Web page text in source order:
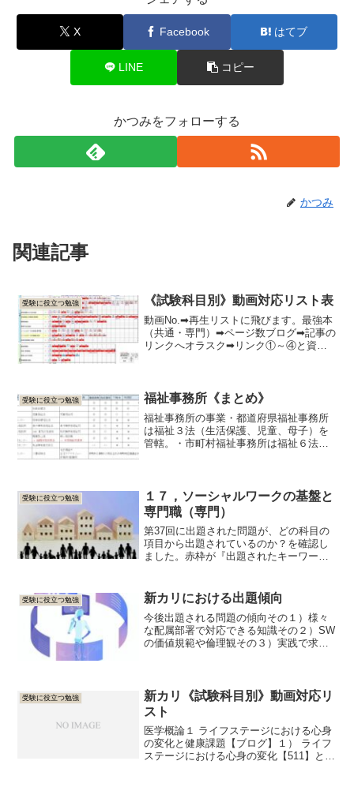
X Facebook はてブ
LINE コピー
かつみをフォローする
かつみ
関連記事
受験に役立つ勉強 《試験科目別》動画対応リスト表
動画No.➡再生リストに飛びます。最強本
（共通・専門）➡ページ数ブログ➡記事の
リンクへオラスク➡リンク①～④と資料
習して下さい。※上...
受験に役立つ勉強 福祉事務所《まとめ》
福祉事務所の事業・都道府県福祉事務所
は福祉３法（生活保護、児童、母子）を
管轄。・市町村福祉事務所は福祉６法
（老人及び身体障害者福祉分...
受験に役立つ勉強
１７，ソーシャルワークの基盤と
専門職（専門）
第37回に出題された問題が、どの科目の
項目から出題されているのか？を確認し
ました。赤枠が『出題されたキーワー
受験に役立つ勉強 新カリにおける出題傾向
今後出題される問題の傾向その１）様々
な配属部署で対応できる知識その２）SW
の価値規範や倫理観その３）実践で求め
が増えた上記の傾向を、...
受験に役立つ勉強
新カリ《試験科目別》動画対応リ
スト
医学概論１ ライフステージにおける心身
の変化と健康課題【ブログ】１） ライフ
ステージにおける心身の変化【511】と健